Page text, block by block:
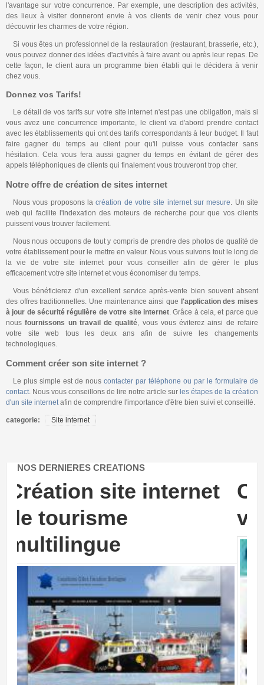
l'avantage sur votre concurrence. Par exemple, une description des activités,
des lieux à visiter donneront envie à vos clients de venir chez vous pour
découvrir les charmes de votre région.
Si vous êtes un professionnel de la restauration (restaurant, brasserie, etc.),
vous pouvez donner des idées d'activités à faire avant ou après leur repas. De
cette façon, le client aura un programme bien établi qui le décidera à venir
chez vous.
Donnez vos Tarifs!
Le détail de vos tarifs sur votre site internet n'est pas une obligation, mais si
vous avez une concurrence importante, le client va d'abord prendre contact
avec les établissements qui ont des tarifs correspondants à leur budget. Il faut
faire gagner du temps au client pour qu'il puisse vous contacter sans
hésitation. Cela vous fera aussi gagner du temps en évitant de gérer des
appels téléphoniques de clients qui finalement vous trouveront trop cher.
Notre offre de création de sites internet
Nous vous proposons lacréation de votre site internet sur mesure. Un site
web qui facilite l'indexation des moteurs de recherche pour que vos clients
puissent vous trouver facilement.
Nous nous occupons de tout y compris de prendre des photos de qualité de
votre établissement pour le mettre en valeur. Nous vous suivons tout le long de
la vie de votre site internet pour vous conseiller afin de gérer le plus
efficacement votre site internet et vous économiser du temps.
Vous bénéficierez d'un excellent service après-vente bien souvent absent
des offres traditionnelles. Une maintenance ainsi que l'application des mises
à jour de sécurité régulière de votre site internet. Grâce à cela, et parce que
nousfournissons un travail de qualité, vous vous éviterez ainsi de refaire
votre site web tous les deux ans afin de suivre les changements
technologiques.
Comment créer son site internet ?
Le plus simple est de nous contacter par téléphone ou par le formulaire de
contact. Nous vous conseillons de lire notre article sur les étapes de la création
d'un site internetafin de comprendre l'importance d'être bien suivi et conseillé.
categorie: Site internet
NOS DERNIERES CREATIONS
Création site internet :
vente d'appareil CEMP